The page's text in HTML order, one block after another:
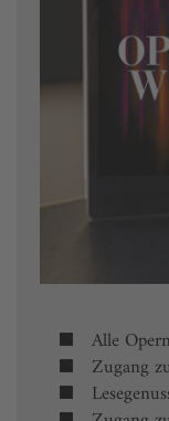
Alle
Zugang